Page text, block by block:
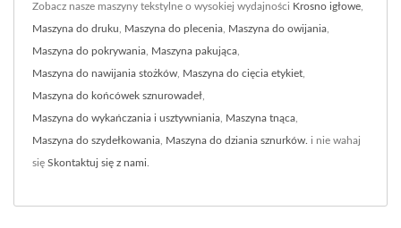
Zobacz nasze maszyny tekstylne o wysokiej wydajności Krosno igłowe
Maszyna do druku Maszyna do plecenia Maszyna do owijania
Maszyna do pokrywania Maszyna pakująca
Maszyna do nawijania stożków Maszyna do cięcia etykiet
Maszyna do końcówek sznurowadeł
Maszyna do wykańczania i usztywniania Maszyna tnąca
Maszyna do szydełkowania Maszyna do dziania sznurków. i nie wahaj
się Skontaktuj się z nami